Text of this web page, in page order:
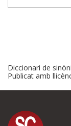
Diccionari de
Publicat amb